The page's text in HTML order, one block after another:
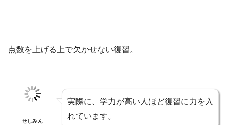
点数を上げる上で欠かせない復習。
せしみん
実際に、学力が高い人ほど復習に力を入
れています。